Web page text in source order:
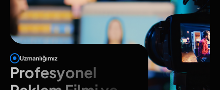
Uzmanlığımız
Profesyonel